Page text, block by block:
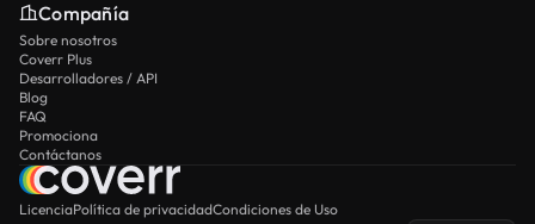
Compañía
Sobre nosotros
Coverr Plus
Desarrolladores / API
Blog
FAQ
Promociona
Contáctanos
LicenciaPolítica de privacidadCondiciones de Uso